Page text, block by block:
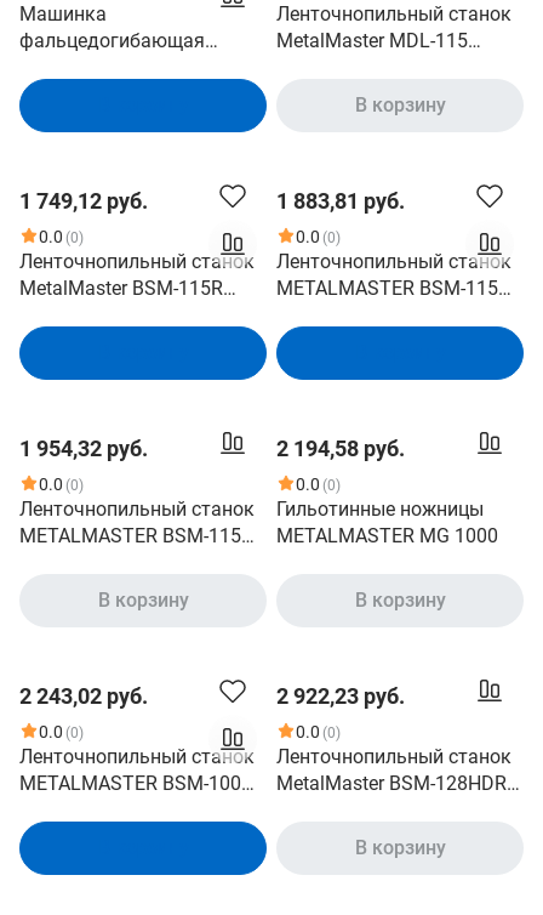
Машинка
фальцедогибающая
LBM серии EuroMaster
METALMASTER
Ленточнопильный станок
MetalMaster MDL-115
В корзину
1 749,12 руб.
0.0 (0)
Ленточнопильный станок
MetalMaster BSM-115R
1 883,81 руб.
0.0 (0)
Ленточнопильный станок
METALMASTER BSM-115
1 954,32 руб.
0.0 (0)
Ленточнопильный станок
METALMASTER BSM-115
В корзину
2 194,58 руб.
0.0 (0)
Гильотинные ножницы
METALMASTER MG 1000
В корзину
2 243,02 руб.
0.0 (0)
Ленточнопильный станок
METALMASTER BSM-100
2 922,23 руб.
0.0 (0)
Ленточнопильный станок
MetalMaster BSM-128HDR
В корзину